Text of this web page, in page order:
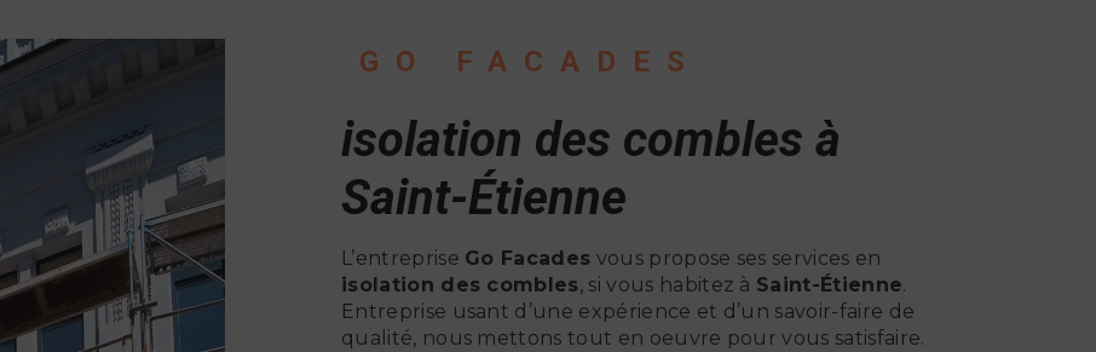
GO FACADES
isolation des combles à
Saint-Étienne
L’entreprise Go Facades vous propose ses services en
isolation des combles, si vous habitez à Saint-Étienne.
Entreprise usant d’une expérience et d’un savoir-faire de
qualité, nous mettons tout en oeuvre pour vous satisfaire.